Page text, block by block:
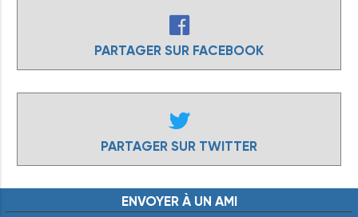
PARTAGER SUR FACEBOOK
PARTAGER SUR TWITTER
ENVOYER À UN AMI